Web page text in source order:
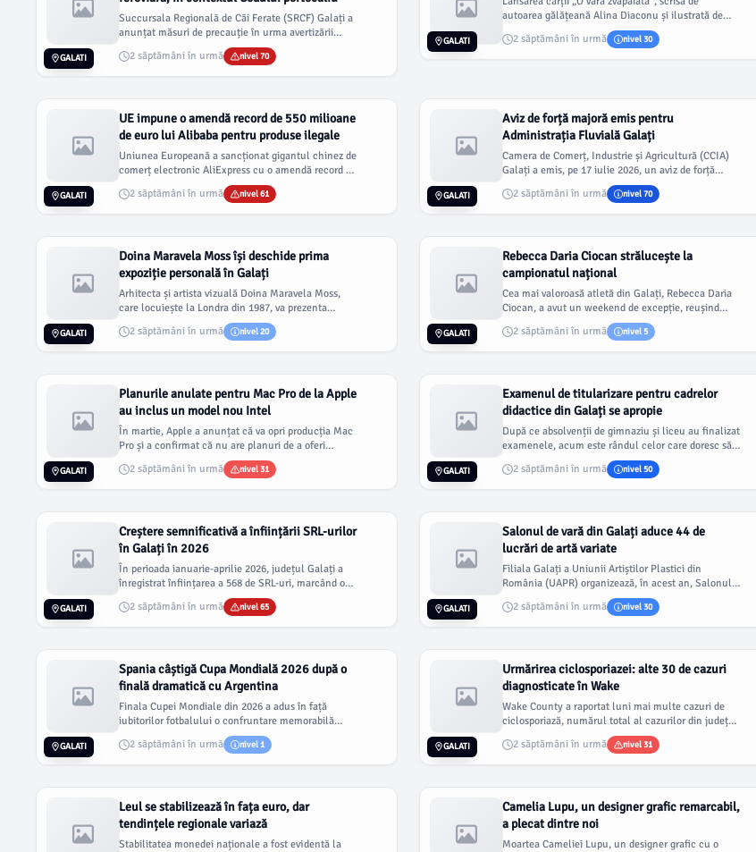
Succursala Regională de Căi Ferate (SRCF) Galați a
anunțat măsuri de precauție în urma avertizării
2 săptămâni în urmă nivel 70
GALATI
autoarea gălățeană Alina Diaconu și ilustrată de
Georgiana Susanu, este pr...
2 săptămâni în urmă nivel 30
GALATI
UE impune o amendă record de 550 milioane
de euro lui Alibaba pentru produse ilegale
Uniunea Europeană a sancționat gigantul chinez de
comerț electronic AliExpress cu o amendă record de
2 săptămâni în urmă nivel 61
GALATI
Aviz de forță majoră emis pentru
Administrația Fluvială Galați
Camera de Comerț, Industrie și Agricultură (CCIA)
Galați a emis, pe 17 iulie 2026, un aviz de forță
majoră pentru Admini...
2 săptămâni în urmă nivel 70
GALATI
Doina Maravela Moss își deschide prima
expoziție personală în Galați
Arhitecta și artista vizuală Doina Maravela Moss,
care locuiește la Londra din 1987, va prezenta
pentru prima dată o exp...
2 săptămâni în urmă nivel 20
GALATI
Rebecca Daria Ciocan strălucește la
campionatul național
Cea mai valoroasă atletă din Galați, Rebecca Daria
Ciocan, a avut un weekend de excepție, reușind
performanțe remarcabil...
2 săptămâni în urmă nivel 5
GALATI
Planurile anulate pentru Mac Pro de la Apple
au inclus un model nou Intel
În martie, Apple a anunțat că va opri producția Mac
Pro și a confirmat că nu are planuri de a oferi
2 săptămâni în urmă nivel 31
GALATI
Examenul de titularizare pentru cadrelor
didactice din Galați se apropie
După ce absolvenții de gimnaziu și liceu au finalizat
examenele, acum este rândul celor care doresc să
2 săptămâni în urmă nivel 50
GALATI
Creștere semnificativă a înființării SRL-urilor
în Galați în 2026
În perioada ianuarie-aprilie 2026, județul Galați a
înregistrat înființarea a 568 de SRL-uri, marcând o
2 săptămâni în urmă nivel 65
GALATI
Salonul de vară din Galați aduce 44 de
lucrări de artă variate
Filiala Galați a Uniunii Artiștilor Plastici din
România (UAPR) organizează, în acest an, Salonul
de vară cu un număr im...
2 săptămâni în urmă nivel 30
GALATI
Spania câștigă Cupa Mondială 2026 după o
finală dramatică cu Argentina
Finala Cupei Mondiale din 2026 a adus în față
iubitorilor fotbalului o confruntare memorabilă
între Spania și Argentina,...
2 săptămâni în urmă nivel 1
GALATI
Urmărirea ciclosporiazei: alte 30 de cazuri
diagnosticate în Wake
Wake County a raportat luni mai multe cazuri de
ciclosporiază, numărul total al cazurilor din județ
2 săptămâni în urmă nivel 31
GALATI
Leul se stabilizează în fața euro, dar
tendințele regionale variază
Stabilitatea monedei naționale a fost evidentă la
Camelia Lupu, un designer grafic remarcabil,
a plecat dintre noi
Moartea Cameliei Lupu, un designer grafic cu o